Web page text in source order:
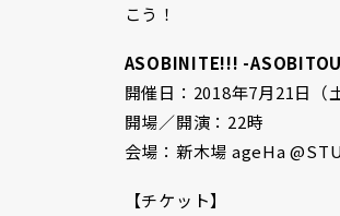
こう！
ASOBINITE!!! -
開催日：2018年7月21日（土
開場／開演：22時
会場：新木場 ageHa
【チケット】